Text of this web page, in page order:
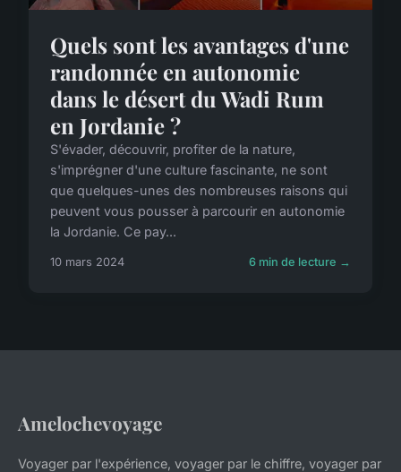
Quels sont les avantages d'une
randonnée en autonomie
dans le désert du Wadi Rum
en Jordanie ?
S'évader, découvrir, profiter de la nature,
s'imprégner d'une culture fascinante, ne sont
que quelques-unes des nombreuses raisons qui
peuvent vous pousser à parcourir en autonomie
la Jordanie. Ce pay...
10 mars 2024 6 min de lecture →
Amelochevoyage
Voyager par l'expérience, voyager par le chiffre, voyager par